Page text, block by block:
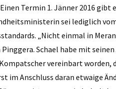
Termin 1. Jänner 2016 gibt
sei lediglich
„Nicht einmal in
Schael habe mit
vereinbart worden,
im Anschluss daran etwaige